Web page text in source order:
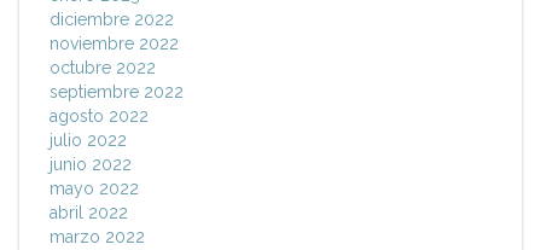
diciembre 2022
noviembre 2022
octubre 2022
septiembre 2022
agosto 2022
julio 2022
junio 2022
mayo 2022
abril 2022
marzo 2022